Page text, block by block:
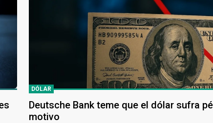
DÓLAR
Deutsche Bank teme que el dólar sufra
motivo